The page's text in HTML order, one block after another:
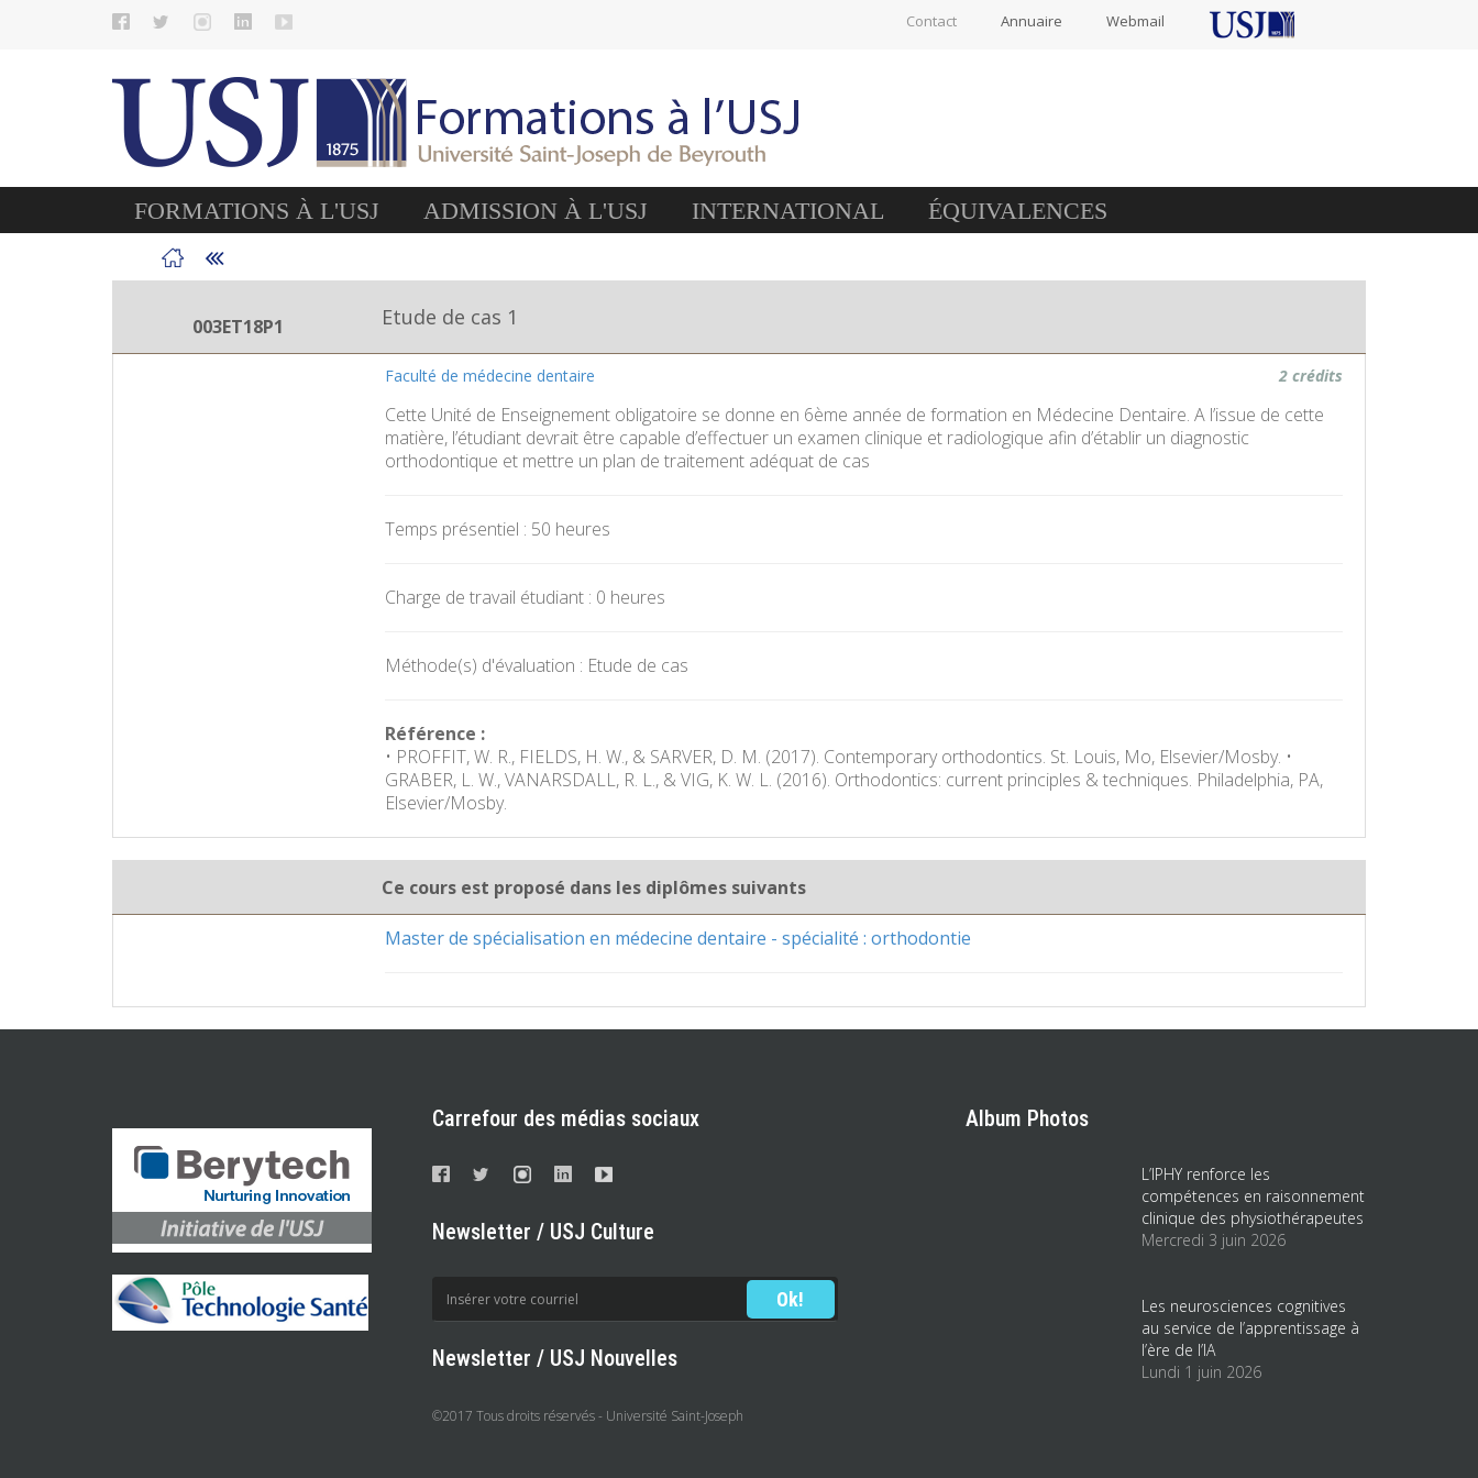
Contact Annuaire Webmail
FORMATIONS À L'USJ ADMISSION À L'USJ INTERNATIONAL ÉQUIVALENCES
003ET18P1 Etude de cas 1
Faculté de médecine dentaire 2 crédits
Cette Unité de Enseignement obligatoire se donne en 6ème année de formation en Médecine Dentaire. A l’issue de cette
matière, l’étudiant devrait être capable d’effectuer un examen clinique et radiologique afin d’établir un diagnostic
orthodontique et mettre un plan de traitement adéquat de cas
Temps présentiel : 50 heures
Charge de travail étudiant : 0 heures
Méthode(s) d'évaluation : Etude de cas
Référence :
• PROFFIT, W. R., FIELDS, H. W., & SARVER, D. M. (2017). Contemporary orthodontics. St. Louis, Mo, Elsevier/Mosby. •
GRABER, L. W., VANARSDALL, R. L., & VIG, K. W. L. (2016). Orthodontics: current principles & techniques. Philadelphia, PA,
Elsevier/Mosby.
Ce cours est proposé dans les diplômes suivants
Master de spécialisation en médecine dentaire - spécialité : orthodontie
Carrefour des médias sociaux
Newsletter / USJ Culture
Newsletter / USJ Nouvelles
©2017 Tous droits réservés - Université Saint-Joseph
Album Photos
L’IPHY renforce les
compétences en raisonnement
clinique des physiothérapeutes
Mercredi 3 juin 2026
Les neurosciences cognitives
au service de l’apprentissage à
l’ère de l’IA
Lundi 1 juin 2026